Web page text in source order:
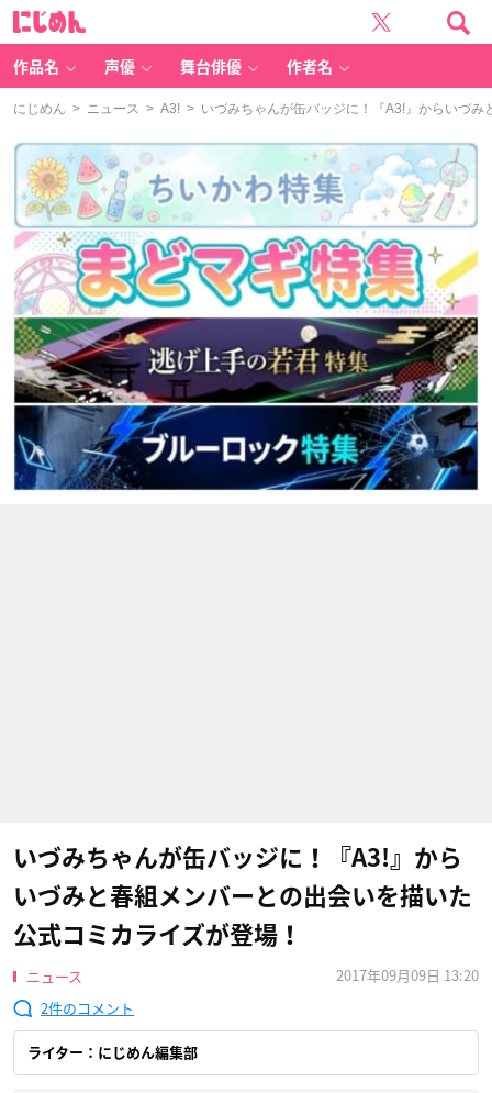
作品名 声優 舞台俳優 作者名
にじめん > ニュース > A3! > いづみちゃんが缶バッジに！『A3!』からいづ
いづみちゃんが缶バッジに！『A3!』から
いづみと春組メンバーとの出会いを描いた
公式コミカライズが登場！
ニュース
2017年09月09日 13:20
2
ライター：にじめん編集部